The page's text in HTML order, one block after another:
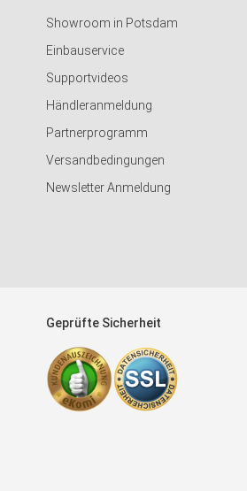
Showroom in Potsdam
Einbauservice
Supportvideos
Händleranmeldung
Partnerprogramm
Versandbedingungen
Newsletter Anmeldung
Geprüfte Sicherheit